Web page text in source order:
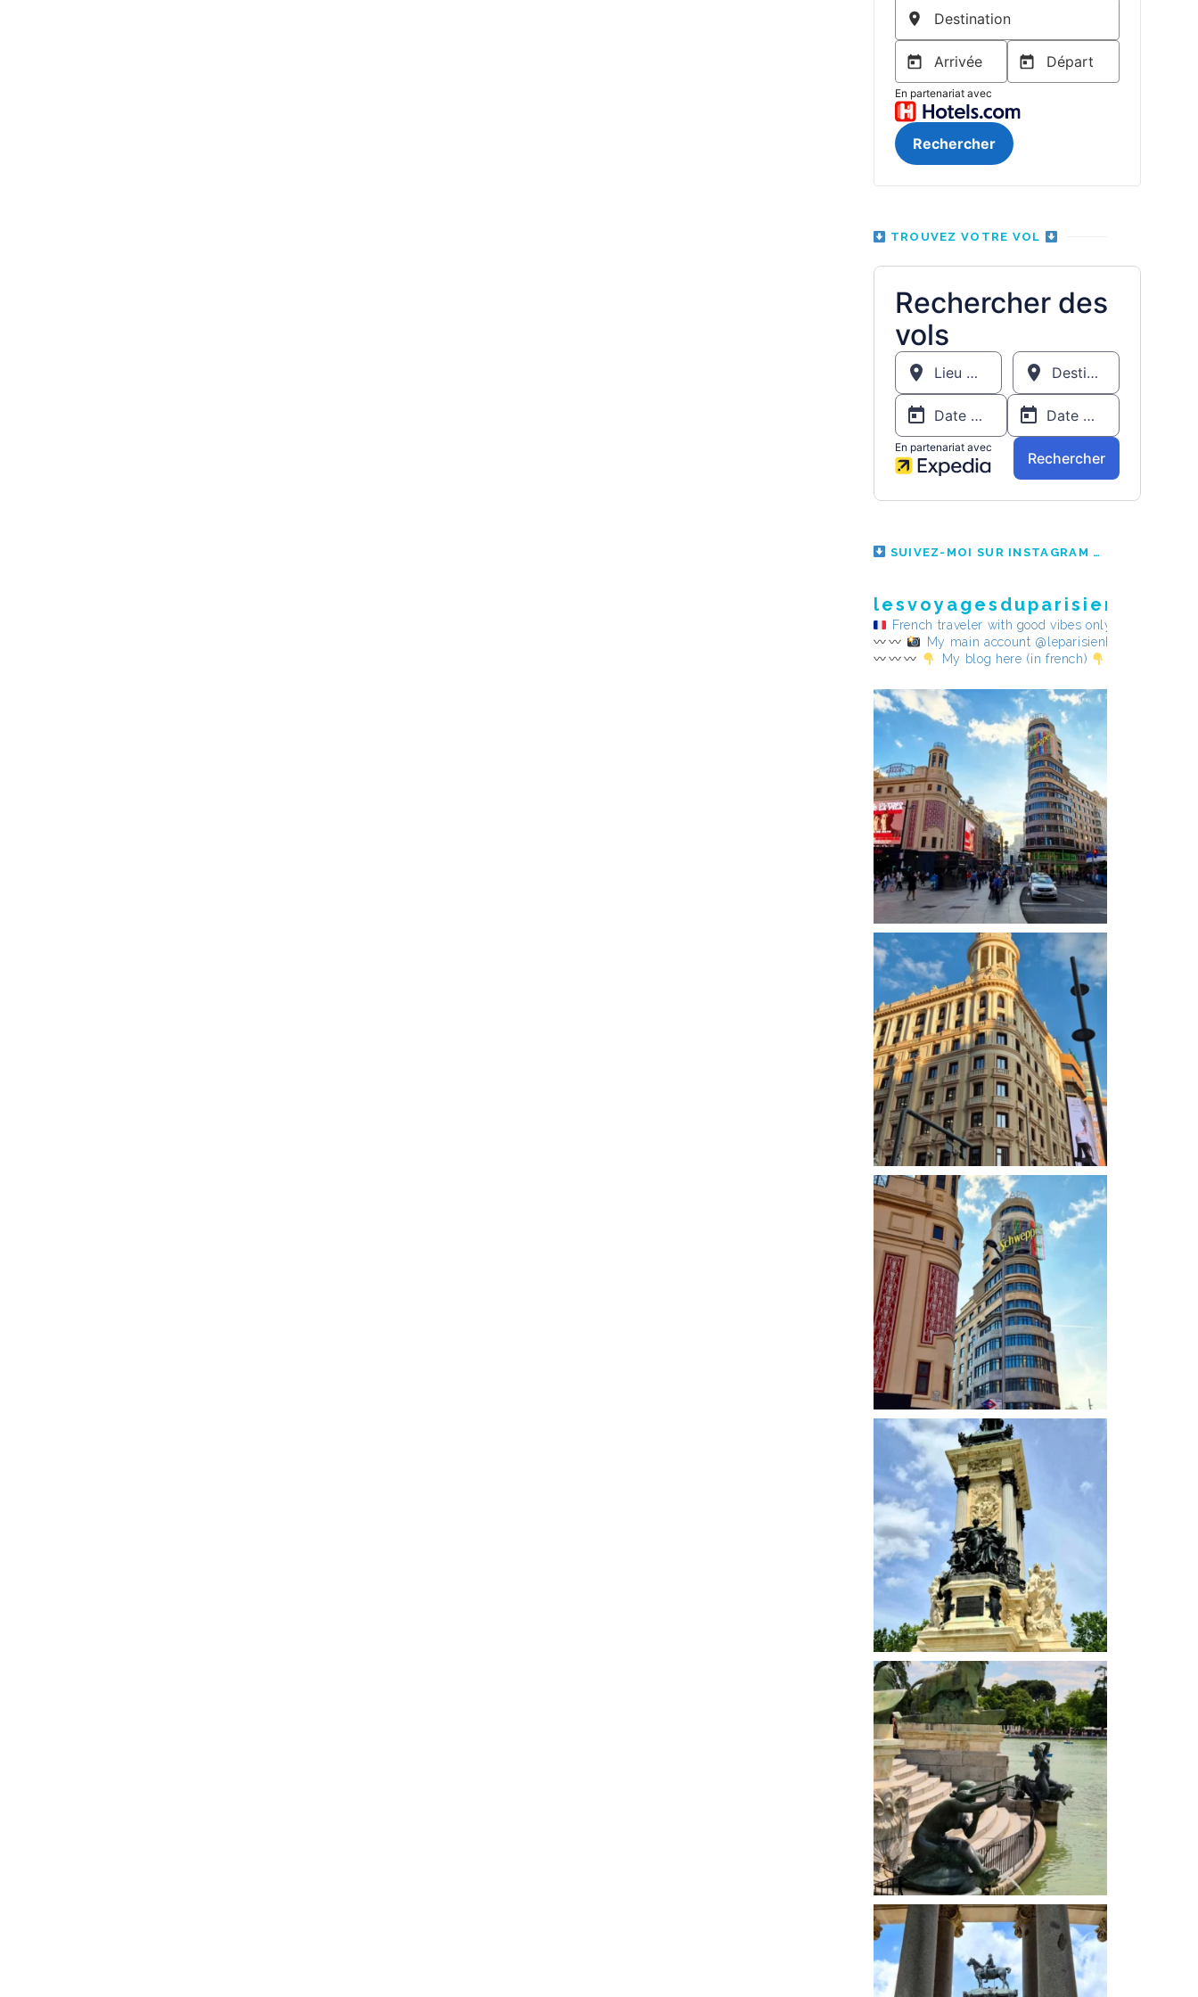
TROUVEZ VOTRE VOL
SUIVEZ-MOI SUR INSTAGRAM
French traveler with good vibes only
My main account @leparisienheureux
My blog here (in french)